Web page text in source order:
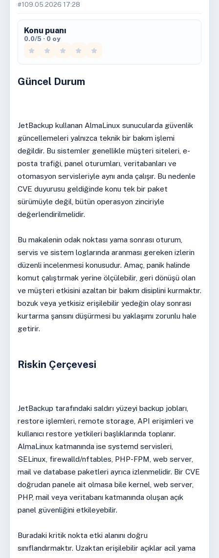
#1 09.05.2026 17:28
Konu puanı
0.0/5 · 0 oy
Güncel Durum
JetBackup kullanan AlmaLinux sunucularda güvenlik
güncellemeleri yalnızca teknik bir bakım işlemi
değildir. Bu sistemler genellikle müşteri siteleri, e-
posta trafiği, panel oturumları, veritabanları ve
otomasyon servisleriyle aynı anda çalışır. Bu nedenle
CVE duyurusu geldiğinde konu tek bir paket
sürümüyle değil, bütün operasyon zinciriyle
değerlendirilmelidir.
Bu makalenin odak noktası yama sonrası oturum,
servis ve sistem loglarında aranması gereken izlerin
düzenli incelenmesi konusudur. Amaç, panik halinde
komut çalıştırmak yerine ölçülebilir, geri dönüşü olan
ve müşteri etkisini azaltan bir bakım disiplini kurmaktır.
bozuk veya yetkisiz erişilebilir yedeğin olay sonrası
kurtarma şansını düşürmesi bu yaklaşımı zorunlu hale
getirir.
Riskin Çerçevesi
JetBackup tarafındaki saldırı yüzeyi backup jobları,
restore işlemleri, remote storage, API erişimleri ve
kullanıcı restore yetkileri başlıklarında toplanır.
AlmaLinux katmanında ise systemd servisleri,
SELinux, firewalld/nftables, PHP-FPM, web server,
mail ve database paketleri ayrıca izlenmelidir. Bir CVE
doğrudan panele ait olmasa bile kernel, web server,
PHP, mail veya veritabanı katmanında oluşan açık
panel güvenliğini etkileyebilir.
Buradaki kritik nokta etki alanını doğru
sınıflandırmaktır. Uzaktan erişilebilir açıklar acil yama